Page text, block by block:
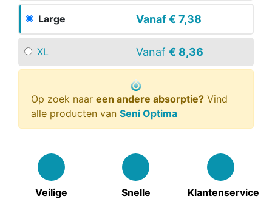
Large Vanaf€ 7,38
XL Vanaf € 8,36
Op zoek naar een andere absorptie? Vind
alle producten van Seni Optima
Veilige
Snelle
Klantenservice